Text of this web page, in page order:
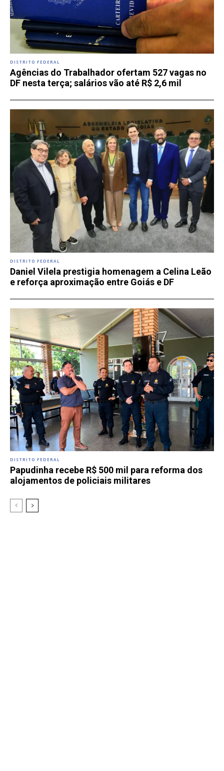
DISTRITO FEDERAL
Agências do Trabalhador ofertam 527 vagas no
DF nesta terça; salários vão até R$ 2,6 mil
DISTRITO FEDERAL
Daniel Vilela prestigia homenagem a Celina Leão
e reforça aproximação entre Goiás e DF
DISTRITO FEDERAL
Papudinha recebe R$ 500 mil para reforma dos
alojamentos de policiais militares